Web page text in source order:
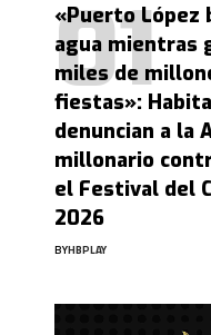
«Puerto López
agua mientras
miles de
fiestas»:
denuncian a la
millonario
el Festival del
2026
BYHBPLAY